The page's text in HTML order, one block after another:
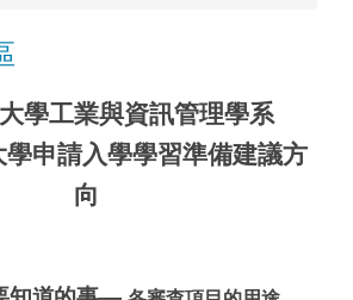
學工業與資訊管理學系
申請入學學習準備建議方
向